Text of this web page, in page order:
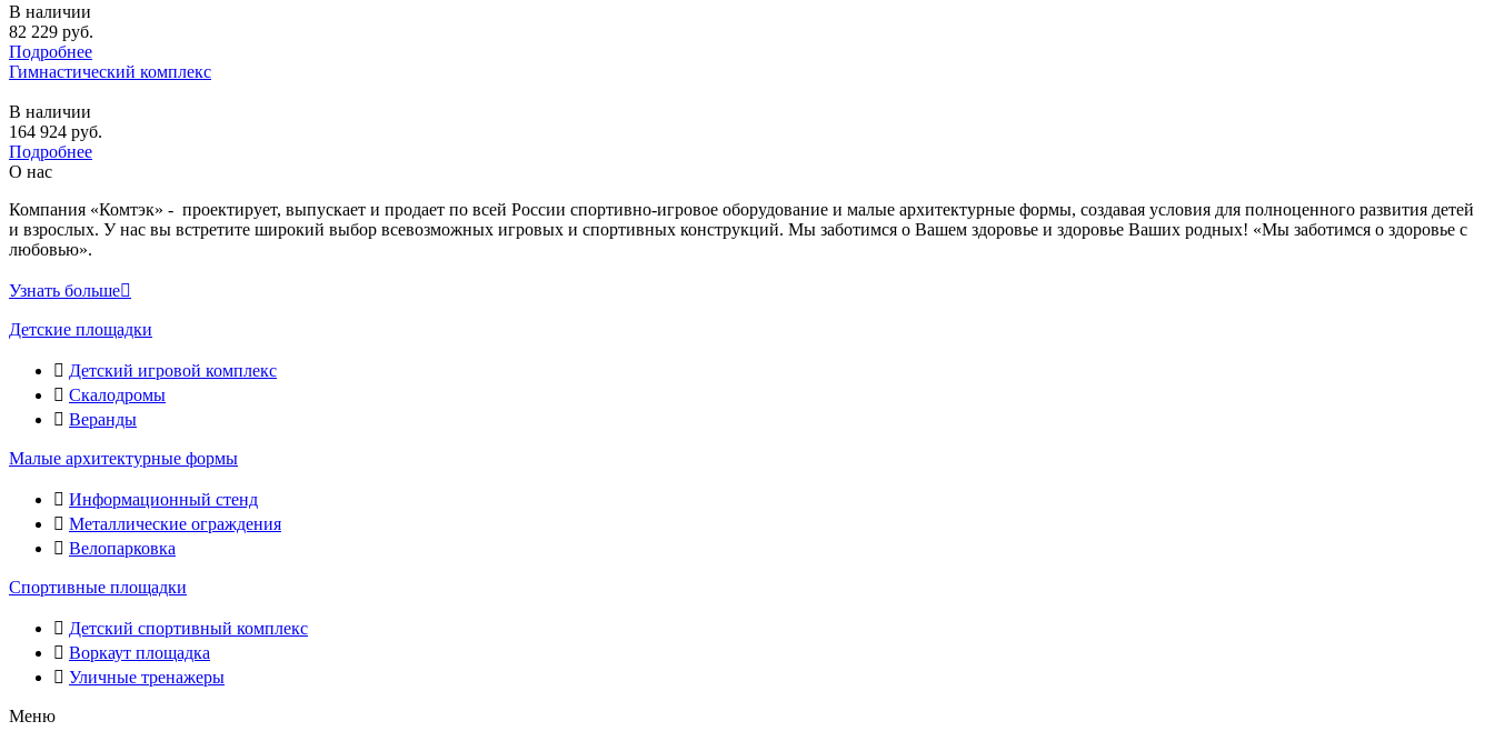
В наличии
82 229 руб.
Подробнее
Гимнастический комплекс
В наличии
164 924 руб.
Подробнее
О нас
Компания «Комтэк» - проектирует, выпускает и продает по всей России спортивно-игровое оборудование и малые архитектурные формы, создавая условия для полноценного развития детей
и взрослых. У нас вы встретите широкий выбор всевозможных игровых и спортивных конструкций. Мы заботимся о Вашем здоровье и здоровье Ваших родных! «Мы заботимся о здоровье с
любовью».
Узнать больше
Детские площадки
Детский игровой комплекс
Скалодромы
Веранды
Малые архитектурные формы
Информационный стенд
Металлические ограждения
Велопарковка
Спортивные площадки
Детский спортивный комплекс
Воркаут площадка
Уличные тренажеры
Меню